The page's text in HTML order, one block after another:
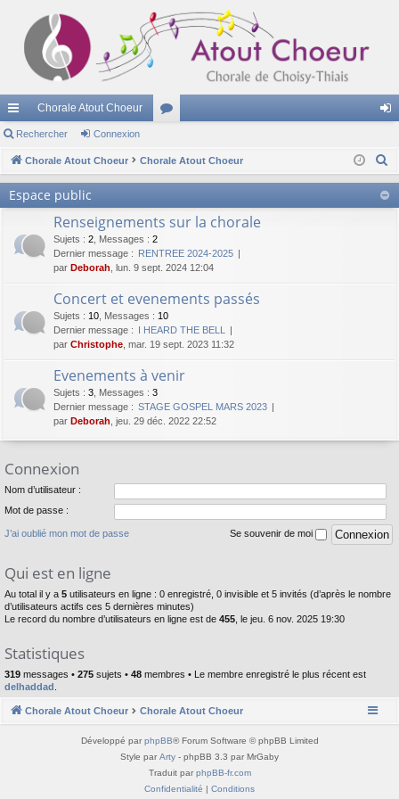
cc
ès
de
Chorale Atout Choeur
u ne
Rechercher Connexion
Chorale Atout Choeur Chorale Atout Choeur
Espace public
Renseignements sur la chorale
Sujets : 2 Messages : 2
Dernier message : RENTREE 2024-2025
par Deborah , lun. 9 sept. 2024 12:04
Concert et evenements passés
Sujets : 10 Messages : 10
Dernier message : I HEARD THE BELL
par Christophe , mar. 19 sept. 2023 11:32
Evenements à venir
Sujets : 3 Messages : 3
Dernier message : STAGE GOSPEL MARS 2023
par Deborah , jeu. 29 déc. 2022 22:52
Connexion
Nom d’utilisateur :
Mot de passe :
J’ai oublié mon mot de passe Se souvenir de moi
Qui est en ligne
Au total il y a 5 utilisateurs en ligne : 0 enregistré, 0 invisible et 5 invités (d’après le nombre
d’utilisateurs actifs ces 5 dernières minutes)
Le record du nombre d’utilisateurs en ligne est de 455 , le jeu. 6 nov. 2025 19:30
Statistiques
319 messages • 275 sujets • 48 membres • Le membre enregistré le plus récent est
delhaddad
Chorale Atout Choeur Chorale Atout Choeur
Développé par phpBB® Forum Software © phpBB Limited
Style par Arty - phpBB 3.3 par MrGaby
Traduit par phpBB-fr.com
Confidentialité
Conditions